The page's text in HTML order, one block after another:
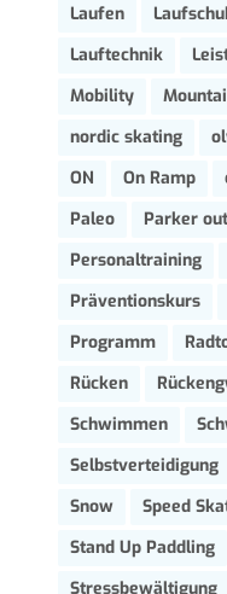
Laufen
Lauftechnik
Mobility
nordic skating
ON
On Ramp
Paleo
Parker
Personaltraining
Präventionskurs
Programm
Rücken
Schwimmen
Selbstverteidigung
Snow
Speed
Stand Up Paddling
Stressbewältigung